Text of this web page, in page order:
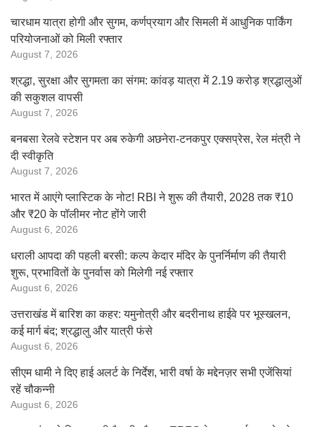
चारधाम यात्रा होगी और सुगम, कर्णप्रयाग और सिमली में आधुनिक पार्किंग
परियोजनाओं को मिली रफ्तार
August 7, 2026
श्रद्धा, सुरक्षा और सुगमता का संगम: कांवड़ यात्रा में 2.19 करोड़ श्रद्धालुओं
की सकुशल वापसी
August 7, 2026
बनबसा रेलवे स्टेशन पर अब रुकेगी अछनेरा-टनकपुर एक्सप्रेस, रेल मंत्री ने
दी स्वीकृति
August 7, 2026
भारत में आएंगे प्लास्टिक के नोट! RBI ने शुरू की तैयारी, 2028 तक ₹10
और ₹20 के पॉलीमर नोट होंगे जारी
August 6, 2026
धराली आपदा की पहली बरसी: कल्प केदार मंदिर के पुनर्निर्माण की तैयारी
शुरू, प्रभावितों के पुनर्वास को मिलेगी नई रफ्तार
August 6, 2026
उत्तराखंड में बारिश का कहर: यमुनोत्री और बदरीनाथ हाईवे पर भूस्खलन,
कई मार्ग बंद; श्रद्धालु और यात्री फंसे
August 6, 2026
सीएम धामी ने दिए हाई अलर्ट के निर्देश, भारी वर्षा के मद्देनज़र सभी एजेंसियां
रहें चौकन्नी
August 6, 2026